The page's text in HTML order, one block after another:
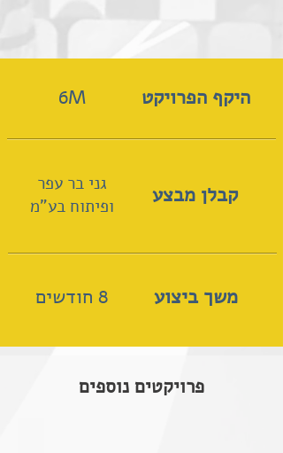
6M היקף הפרויקט
גני בר עפר
ופיתוח בע"מ
קבלן מבצע
8 חודשים משך ביצוע
פרויקטים נוספים